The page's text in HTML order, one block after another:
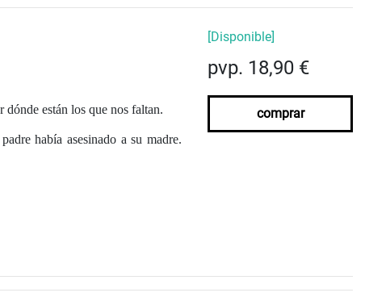
están los que nos faltan.
había asesinado a su madre.
[Disponible]
pvp. 18,90 €
comprar